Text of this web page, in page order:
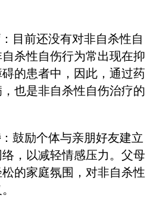
：目前还没有对非自杀性自
杀性自伤行为常出现在抑
的患者中，因此，通过药
也是非自杀性自伤治疗的
：鼓励个体与亲朋好友建立
，以减轻情感压力。父母
的家庭氛围，对非自杀性